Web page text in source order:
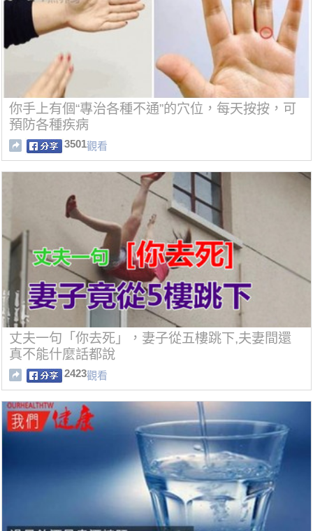
你手上有個“專治各種不通”的穴位，每天按按，可
預防各種疾病
3501觀看
丈夫一句「你去死」，妻子從五樓跳下,夫妻間還
真不能什麼話都說
2423觀看